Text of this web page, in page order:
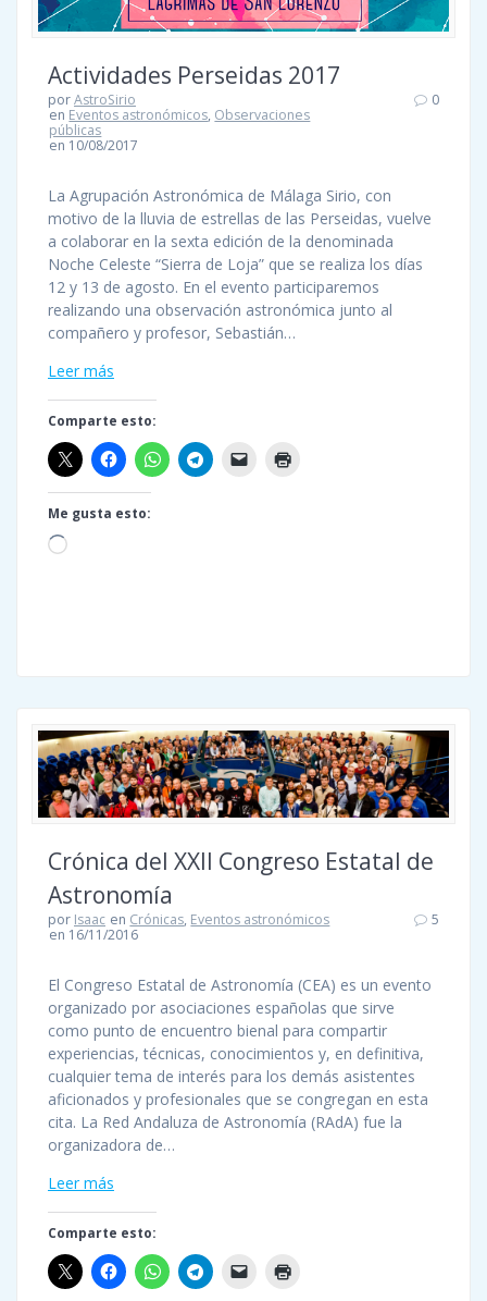
Actividades Perseidas 2017
porAstroSirio
en Eventos astronómicos, Observaciones
públicas
en 10/08/2017
0
La Agrupación Astronómica de Málaga Sirio, con
motivo de la lluvia de estrellas de las Perseidas, vuelve
a colaborar en la sexta edición de la denominada
Noche Celeste “Sierra de Loja” que se realiza los días
12 y 13 de agosto. En el evento participaremos
realizando una observación astronómica junto al
compañero y profesor, Sebastián…
Leer más
Comparte esto:
Me gusta esto:
Cargando...
Crónica del XXII Congreso Estatal de
Astronomía
por Isaac en Crónicas, Eventos astronómicos
en 16/11/2016
5
El Congreso Estatal de Astronomía (CEA) es un evento
organizado por asociaciones españolas que sirve
como punto de encuentro bienal para compartir
experiencias, técnicas, conocimientos y, en definitiva,
cualquier tema de interés para los demás asistentes
aficionados y profesionales que se congregan en esta
cita. La Red Andaluza de Astronomía (RAdA) fue la
organizadora de…
Leer más
Comparte esto: